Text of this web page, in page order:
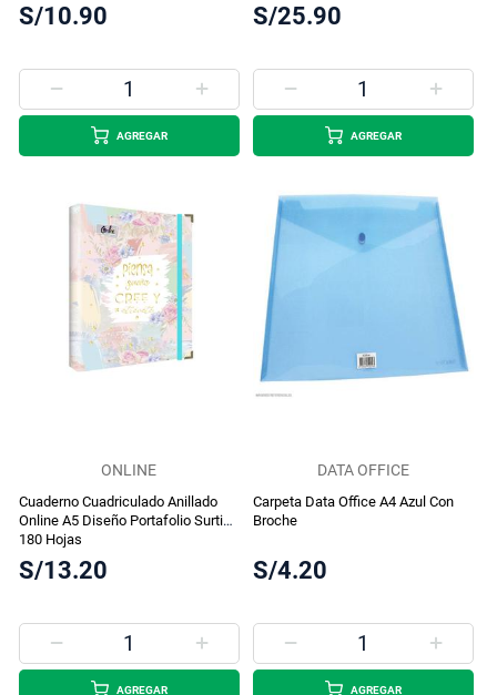
S/10.90
AGREGAR
S/25.90
AGREGAR
ONLINE
Cuaderno Cuadriculado Anillado
Online A5 Diseño Portafolio Surtido
180 Hojas
S/13.20
AGREGAR
DATA OFFICE
Carpeta Data Office A4 Azul Con
Broche
S/4.20
AGREGAR